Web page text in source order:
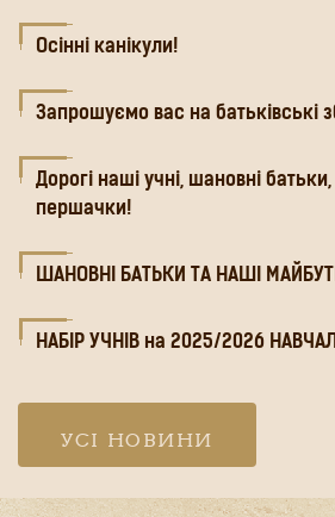
Осінні канікули!
Запрошуємо вас на батьківські
Дорогі наші учні, шановні батьки,
першачки!
ШАНОВНІ БАТЬКИ ТА НАШІ
НАБІР УЧНІВ на 2025/2026
УСІ НОВИНИ